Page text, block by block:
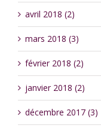
avril 2018 (2)
mars 2018 (3)
février 2018 (2)
janvier 2018 (2)
décembre 2017 (3)